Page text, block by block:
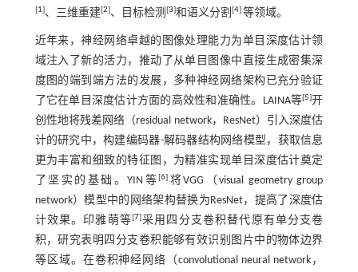
[1]、三维重建[2]、目标检测 [3]和语义分割 [4] 等领域。
近年来，神经网络卓越的图像处理能力为单目深度估计领
域注入了新的活力，推动了从单目图像中直接生成密集深
度图的端到端方法的发展，多种神经网络架构已充分验证
了它在单目深度估计方面的高效性和准确性。LAINA等[5]开
创性地将残差网络（residual network，ResNet）引入深度估
计的研究中，构建编码器-解码器结构网络模型，获取信息
更为丰富和细致的特征图，为精准实现单目深度估计奠定
了坚实的基础。YIN等[6] 将VGG（visual geometry group
network）模型中的网络架构替换为ResNet，提高了深度估
计效果。印雅萌等[7]采用四分支卷积替代原有单分支卷
积，研究表明四分支卷积能够有效识别图片中的物体边界
等区域。在卷积神经网络（convolutional neural network，